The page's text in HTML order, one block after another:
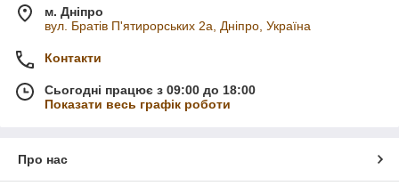
м. Дніпро
вул. Братів П'ятирорських 2а, Дніпро, Україна
Контакти
Сьогодні працює з 09:00 до 18:00
Показати весь графік роботи
Про нас